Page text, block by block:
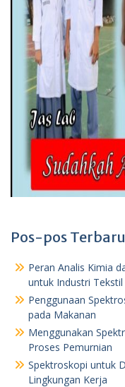
Pos-pos Terbaru
Peran Analis Kimia
untuk Industri Tekstil
Penggunaan
pada Makanan
Menggunakan
Proses Pemurnian
Spektroskopi untuk
Lingkungan Kerja